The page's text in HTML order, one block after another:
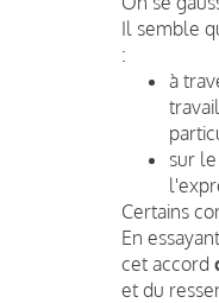
Il semble
:
à
sur
Certains
En
cet accord
et du